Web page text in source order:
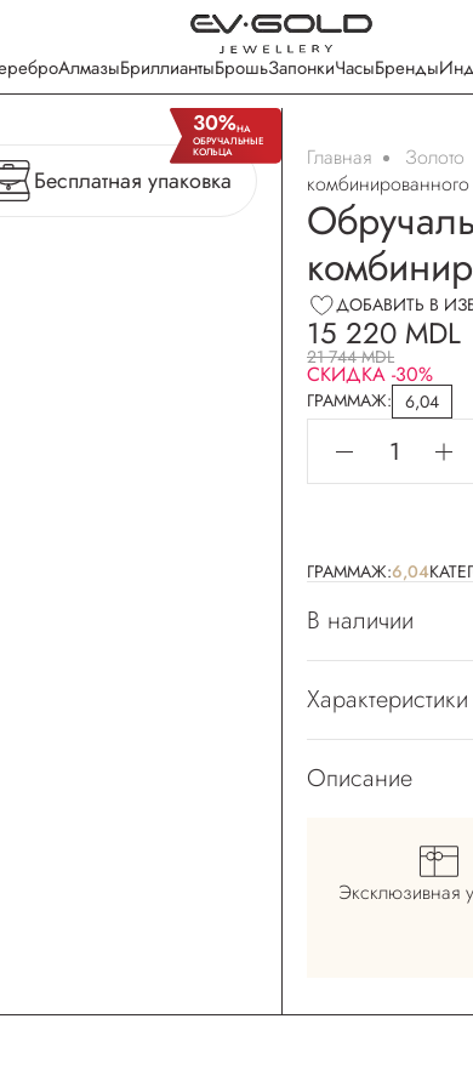
АлмазыБриллиантыБрошьЗапонкиЧасыБренды
30%НА
OБРУЧАЛЬНЫЕ
КОЛЬЦА
Бесплатная упаковка
Главная Золото
комбинированного
ДОБАВИТЬ В
15 220 MDL
21 744 MDL
СКИДКА -30%
ГРАММАЖ: 6,04
ГРАММАЖ:6,04
В наличии
Характеристики
Описание
Эксклюзивная